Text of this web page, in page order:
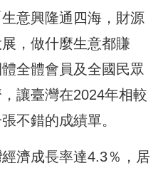
意興隆通四海，財源
，做什麼生意都賺
全體會員及全國民眾
讓臺灣在2024年相較
不錯的成績單。
濟成長率達4.3％，居